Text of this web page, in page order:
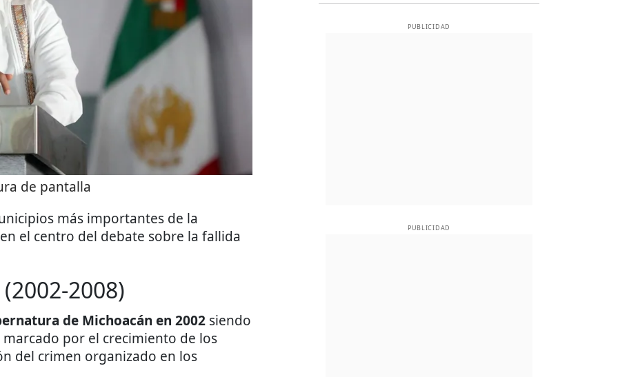
de pantalla
más importantes de la
el centro del debate sobre la fallida
2008)
de Michoacán en 2002 siendo
por el crecimiento de los
del crimen organizado en los
PUBLICIDAD
PUBLICIDAD